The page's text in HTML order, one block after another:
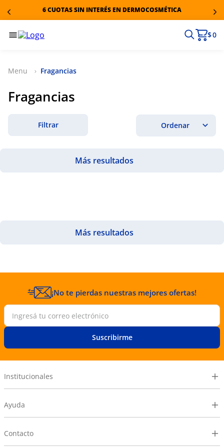
6 CUOTAS SIN INTERÉS EN DERMOCOSMÉTICA
$ 0
Fragancias
Fragancias
Filtrar
¡No te pierdas nuestras mejores ofertas!
Suscribirme
Institucionales
Ayuda
Contacto